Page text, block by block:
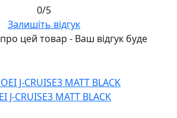
0/5
Залишіть відгук
цей товар - Ваш відгук буде
CRUISE3 MATT BLACK